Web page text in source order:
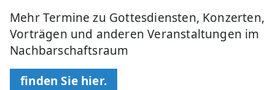
Mehr Termine zu Gottesdiensten, Konzerten,
Vorträgen und anderen Veranstaltungen im
Nachbarschaftsraum
finden Sie hier.